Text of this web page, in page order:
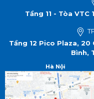
Tầng 11 - Tòa VTC
Tầng 12 Pico Plaza, 20
Bình,
Hà Nội